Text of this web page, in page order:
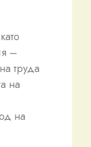
–
труда
на
на